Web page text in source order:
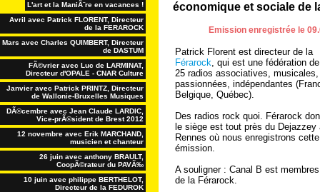
L'art et la ManiÃ¨re en vacances !
Avril avec Patrick FLORENT, Directeur
de la FERAROCK
Mars avec Charles QUIMBERT, Directeur
de DASTUM
FÃ©vrier avec Luc de LARMINAT,
Directeur d'OPALE - CNAR Culture
Janvier avec Patrick PRINTZ, Directeur
de Wallonie-Bruxelles Musiques
DÃ©cembre avec Jean Claude LARDIC,
Vice-prÃ©sident de Brest 2012
12 novembre avec Erik MARCHAND,
musicien et chanteur
26 juin avec anthony BRAULT,
CoopÃ©rateur du PAVÃ‰
10 juin avec philippe BERTHELOT,
Directeur de la FEDUROK
économique et sociale de
Emission enregistrée le
Patrick Florent est directeur de la
Férarock, qui est une fédération de
25 radios associatives, musicales,
passionnées, indépendantes
Belgique, Québec).
Des radios rock quoi. Férarock
le siège est tout près du Dejazzey
Rennes où nous enregistrons cette
émission.
A souligner : Canal B est membres
de la Férarock.